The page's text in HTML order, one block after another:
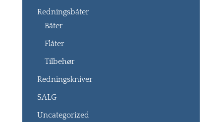
Redningsbåter
Båter
Flåter
Tilbehør
Redningskniver
SALG
Uncategorized